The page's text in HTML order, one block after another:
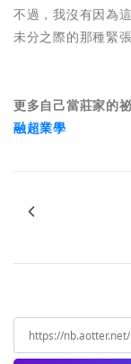
不過，我沒有因為
未分之際的那種緊
更多自己當莊家的
融超業學